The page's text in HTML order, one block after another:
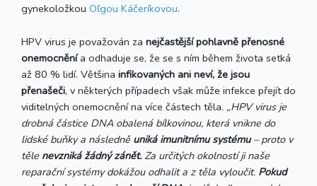
gynekoložkou Oľgou Káčeríkovou.
HPV virus je považován za nejčastější pohlavně přenosné
onemocněnía odhaduje se, že se s ním během života setká
až 80 % lidí. Většina infikovaných ani neví, že jsou
přenašeči, v některých případech však může infekce přejít do
viditelných onemocnění na více částech těla. „HPV virus je
drobná částice DNA obalená bílkovinou, která vnikne do
lidské buňky a následně uniká imunitnímu systému– proto v
těle nevzniká žádný zánět.Za určitých okolností ji naše
reparační systémy dokážou odhalit a z těla vyloučit. Pokud